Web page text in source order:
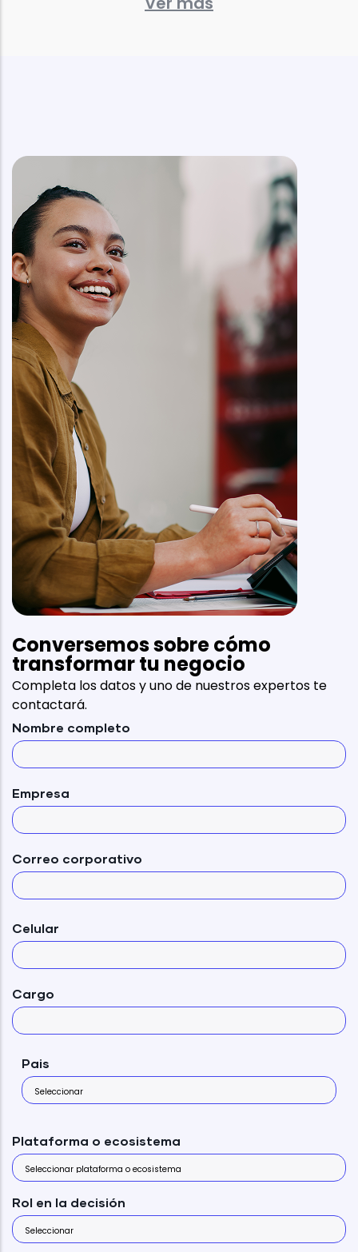
Conversemos sobre cómo
transformar tu negocio
Completa los datos y uno de nuestros expertos te
contactará.
Nombre completo
Empresa
Correo corporativo
Celular
Cargo
Pais
Plataforma o ecosistema
Rol en la decisión